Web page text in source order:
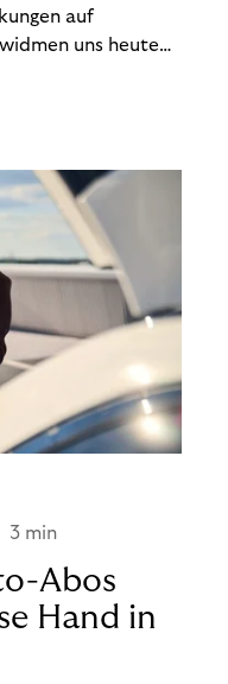
auf
uns heute
3 min
Abos
Hand in